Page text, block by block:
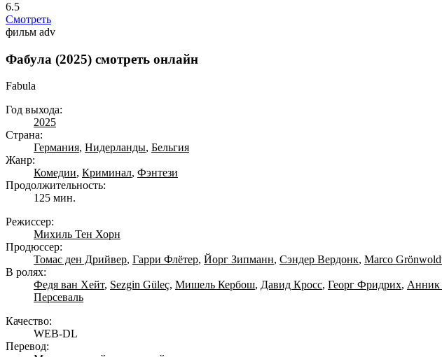
6.5
Смотреть
фильм adv
Фабула (2025) смотреть онлайн
Fabula
Год выхода:
2025
Страна:
Германия, Нидерланды, Бельгия
Жанр:
Комедии, Криминал, Фэнтези
Продолжительность:
125 мин.
Режиссер:
Михиль Тен Хорн
Продюссер:
Томас ден Дрийвер, Гарри Флётер, Йорг Зипманн, Сэндер Вердонк, Marco
В ролях:
Федя ван Хейт, Sezgin Güleç, Мишель Кербош, Давид Кросс, Георг Фридрих, Анник
Персеваль
Качество:
WEB-DL
Перевод: